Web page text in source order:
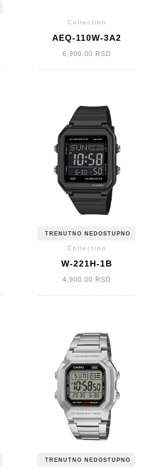
Collection
AEQ-110W-3A2
6,900.00 RSD
TRENUTNO NEDOSTUPNO
Collection
W-221H-1B
4,900.00 RSD
TRENUTNO NEDOSTUPNO